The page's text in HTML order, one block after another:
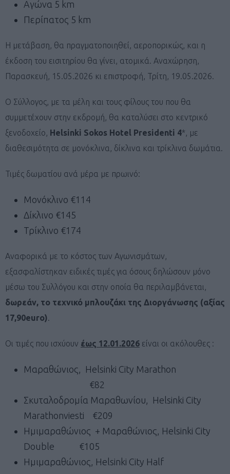
Αγώνα 5 km
Περίπατος 5 km
Η μετάβαση, θα πραγματοποιηθεί, αεροπορικώς, και η
έκδοση του εισιτηρίου θα γίνει, ατομικά. Αναχώρηση,
Παρασκευή, 15.05.2026 κι επιστροφή, Τρίτη, 19.05.2026.
Ο Σύλλογος, με τα μέλη και τους φίλους του που θα
συμμετέχουν στην εκδρομή, θα καταλύσει στο κεντρικό
ξενοδοχείο, Helsinki Sokos Hotel Presidenti 4*, με
διαθεσιμότητα σε μονόκλινα, δίκλινα και τρίκλινα δωμάτια.
Τιμές δωματίου ανά μέρα με πρωινό:
Μονόκλινο €114
Δίκλινο €145
Τρίκλινο €174
Αναφορικά με το κόστος των Αγωνισμάτων,
εξασφαλίστηκαν ειδικές τιμές για όσους δηλώσουν μόνο
μέσω του Συλλόγου και στην οποία θα περιλαμβάνεται,
δωρεάν, το τεχνικό μπλουζάκι της Διοργάνωσης (αξίας
17,90euro).
Οι τιμές που ισχύουν έως 12.01.2026 είναι οι ακόλουθες :
Μαραθώνιος, Helsinki City Marathon
€82
Σκυταλοδρομία Μαραθωνίου, Helsinki City
Marathonviesti €209
Ημιμαραθώνιος + Μαραθώνιος, Helsinki City
Double €105
Ημιμαραθώνιος, Helsinki City Half